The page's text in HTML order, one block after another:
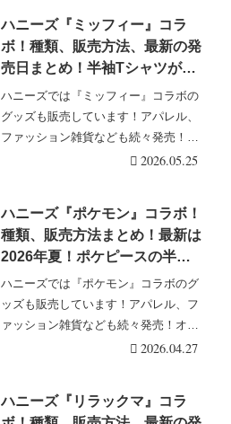
ハニーズ『ミッフィー』コラ
ボ！種類、販売方法、最新の発
売日まとめ！半袖Tシャツが
2026年5月より新発売！店頭、
オンラインも！
ハニーズでは『ミッフィー』コラボの
グッズも販売しています！アパレル、
ファッション雑貨なども続々発売！
Honeys（ハニー・・・続きを読む
2026.05.25
ハニーズ『ポケモン』コラボ！
種類、販売方法まとめ！最新は
2026年夏！ポケピースの半袖T
シャツ、ハーフパンツ、ソック
スが2026/4/27より新発売！
ハニーズでは『ポケモン』コラボのグ
ッズも販売しています！アパレル、フ
ァッション雑貨なども続々発売！オリ
ジナルグッズ販売の・・・続きを読む
2026.04.27
ハニーズ『リラックマ』コラ